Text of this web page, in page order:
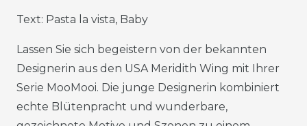
Text: Pasta la vista, Baby
Lassen Sie sich begeistern von der bekannten
Designerin aus den USA Meridith Wing mit Ihrer
Serie MooMooi. Die junge Designerin kombiniert
echte Blütenpracht und wunderbare,